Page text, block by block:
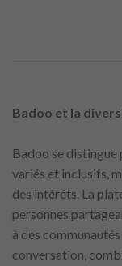
Badoo et la
Badoo se distingue
variés et inclusifs,
des intérêts. La
personnes
à des
conversation,